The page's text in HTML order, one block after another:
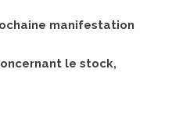
manifestation
le stock,